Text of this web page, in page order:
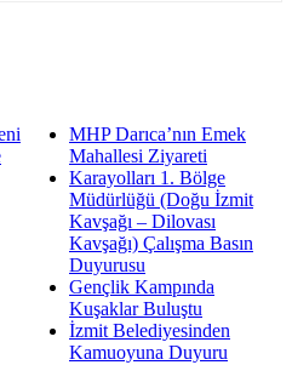
MHP Darıca’nın Emek
Mahallesi Ziyareti
Karayolları 1. Bölge
Müdürlüğü (Doğu İzmit
Kavşağı – Dilovası
Kavşağı) Çalışma Basın
Duyurusu
Gençlik Kampında
Kuşaklar Buluştu
İzmit Belediyesinden
Kamuoyuna Duyuru